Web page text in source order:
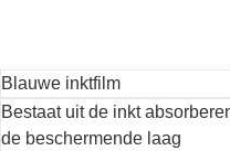
Blauwe inktfilm
Bestaat uit de inkt
de beschermende laag